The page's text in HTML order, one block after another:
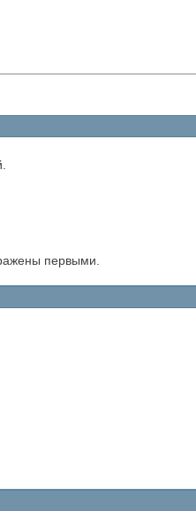
первыми.